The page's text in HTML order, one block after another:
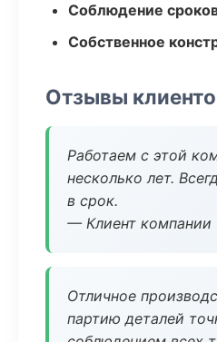
Соблюдение
Собственное
Отзывы
Работаем с этой
несколько лет.
в срок.
— Клиент компании
Отличное
партию деталей